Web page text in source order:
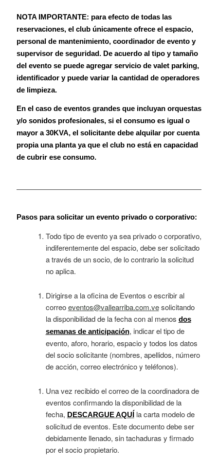
NOTA IMPORTANTE: para efecto de todas las
reservaciones, el club únicamente ofrece el espacio,
personal de mantenimiento, coordinador de evento y
supervisor de seguridad. De acuerdo al tipo y tamaño
del evento se puede agregar servicio de valet parking,
identificador y puede variar la cantidad de operadores
de limpieza.
En el caso de eventos grandes que incluyan orquestas
y/o sonidos profesionales, si el consumo es igual o
mayor a 30KVA, el solicitante debe alquilar por cuenta
propia una planta ya que el club no está en capacidad
de cubrir ese consumo.
Pasos para solicitar un evento privado o corporativo:
Todo tipo de evento ya sea privado o corporativo,
indiferentemente del espacio, debe ser solicitado
a través de un socio, de lo contrario la solicitud
no aplica.
Dirigirse a la oficina de Eventos o escribir al
correoeventos@vallearriba.com.vesolicitando
la disponibilidad de la fecha con al menos dos
semanas de anticipación, indicar el tipo de
evento, aforo, horario, espacio y todos los datos
del socio solicitante (nombres, apellidos, número
de acción, correo electrónico y teléfonos).
Una vez recibido el correo de la coordinadora de
eventos confirmando la disponibilidad de la
fecha, DESCARGUE AQUÍla carta modelo de
solicitud de eventos. Este documento debe ser
debidamente llenado, sin tachaduras y firmado
por el socio propietario.